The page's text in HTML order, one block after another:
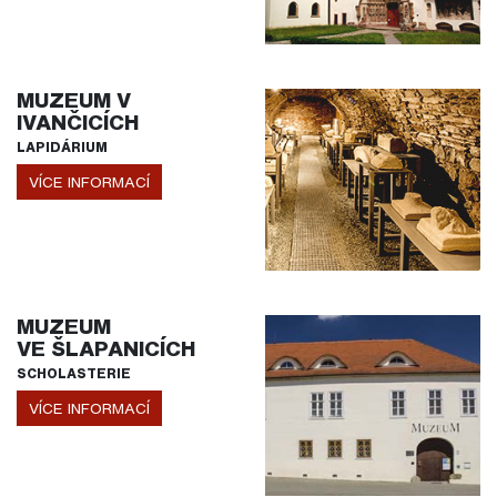
MUZEUM V
IVANČICÍCH
LAPIDÁRIUM
VÍCE INFORMACÍ
MUZEUM
VE ŠLAPANICÍCH
SCHOLASTERIE
VÍCE INFORMACÍ